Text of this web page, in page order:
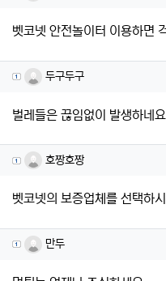
벳코넷 안전놀이터 이용하면
두구두구님의 댓글
두구두구
벌레들은 끊임없이 발생하네요
호짱호짱님의 댓글
호짱호짱
벳코넷의 보증업체를 선택하
만두님의 댓글
만두